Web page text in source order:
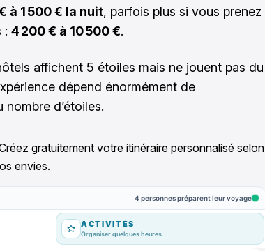
à 1 500 € la nuit, parfois plus si vous prenez
: 4 200 € à 10 500 €.
affichent 5 étoiles mais ne jouent pas du
dépend énormément de
nombre d’étoiles.
gratuitement votre itinéraire personnalisé selon
envies.